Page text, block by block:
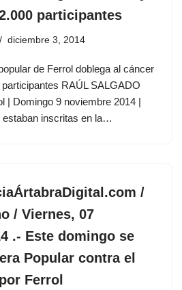
participantes
diciembre 3, 2014
de Ferrol doblega al cáncer
RAÚL SALGADO
| Domingo 9 noviembre 2014 |
estaban inscritas en la…
/
/ Viernes, 07
.- Este domingo se
Popular contra el
Ferrol